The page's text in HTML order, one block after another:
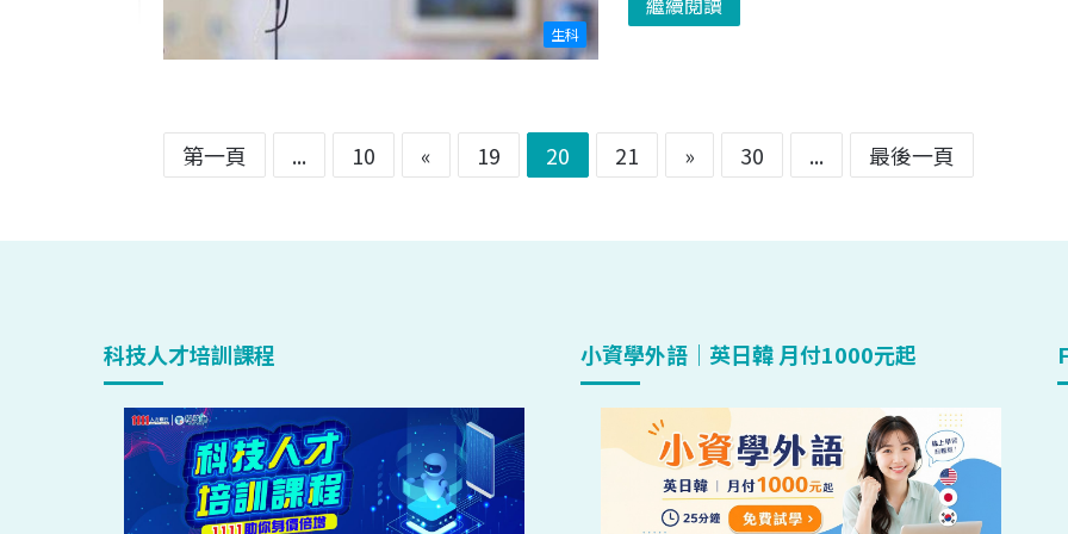
生科
第一頁 ... 10 « 19 20 21 » 30 ... 最後一頁
科技人才培訓課程 小資學外語｜英日韓 月付1000元起